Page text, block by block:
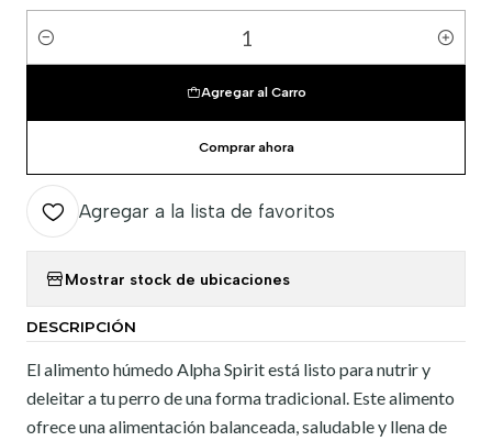
Cantidad
Agregar al Carro
Comprar ahora
Agregar a la lista de favoritos
Mostrar stock de ubicaciones
DESCRIPCIÓN
El alimento húmedo Alpha Spirit está listo para nutrir y
deleitar a tu perro de una forma tradicional. Este alimento
ofrece una alimentación balanceada, saludable y llena de